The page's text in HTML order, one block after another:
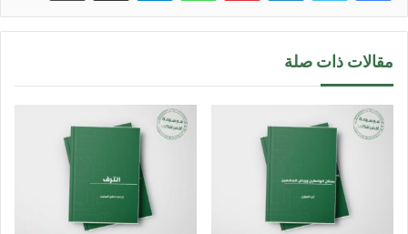
مقالات ذات صلة